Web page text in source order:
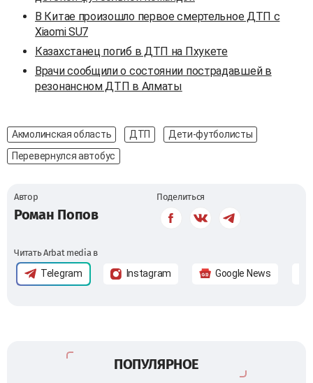
В Китае произошло первое смертельное ДТП с
Xiaomi SU7
Казахстанец погиб в ДТП на Пхукете
Врачи сообщили о состоянии пострадавшей в
резонансном ДТП в Алматы
Акмолинская область ДТП
Дети-футболисты
Перевернулся автобус
Автор
Роман Попов
Поделиться
Читать Arbat media в
Telegram Instagram Google News
ПОПУЛЯРНОЕ